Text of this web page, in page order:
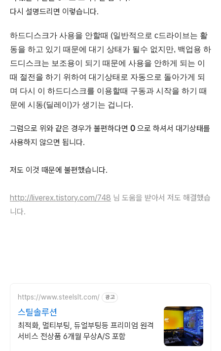
다시 설명드리면 이렇습니다.
하드디스크가 사용을 안할때 (일반적으로 c드라이브는 활
동을 하고 있기 때문에 대기 상태가 될수 없지만, 백업용 하
드디스크는 보조용이 되기 때문에 사용을 안하게 되는 이
때 절전을 하기 위하여 대기상태로 자동으로 돌아가게 되
며 다시 이 하드디스크를 이용할때 구동과 시작을 하기 때
문에 시동(딜레이)가 생기는 겁니다.
그럼으로 위와 같은 경우가 불편하다면 0 으로 하셔서 대기상태를
사용하지 않으면 됩니다.
저도 이것 때문에 불편했습니다.
http://liverex.tistory.com/748 님 도움을 받아서 저도 해결했습
니다.
https://www.steelslt.com/ 광고
스틸솔루션
최적화, 멀티부팅, 듀얼부팅등 프리미엄 원격
서비스 전상품 6개월 무상A/S 포함